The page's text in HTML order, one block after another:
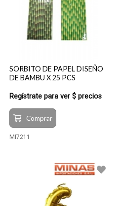
SORBITO DE PAPEL DISEÑO
DE BAMBU X 25 PCS
Regístrate para ver $ precios
Comprar
MI7211